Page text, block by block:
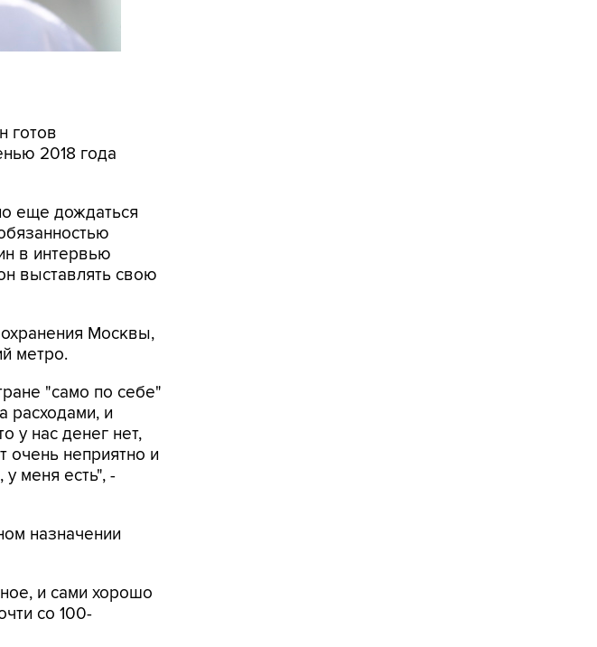
готов
2018 года
еще дождаться
в интервью
выставлять свою
Москвы,
метро.
"само по себе"
расходами, и
у нас денег нет,
очень неприятно и
меня есть", -
назначении
и сами хорошо
со 100-